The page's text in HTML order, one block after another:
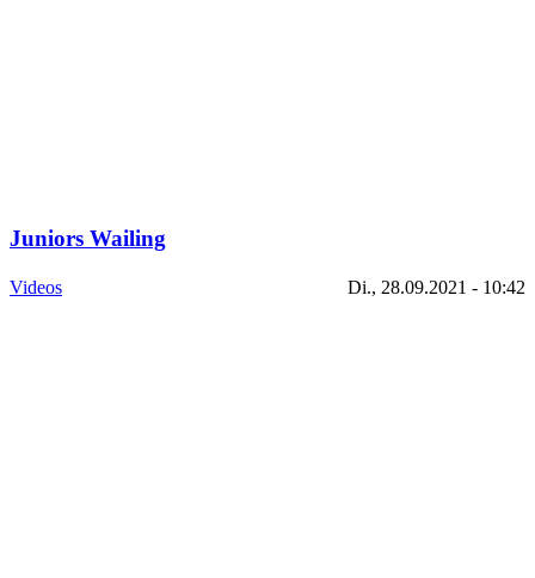
Juniors Wailing
Videos Di., 28.09.2021 - 10:42